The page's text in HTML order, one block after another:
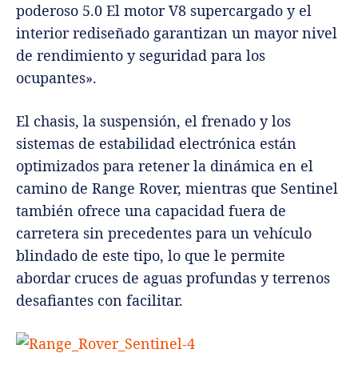
poderoso 5.0 El motor V8 supercargado y el
interior rediseñado garantizan un mayor nivel
de rendimiento y seguridad para los
ocupantes».
El chasis, la suspensión, el frenado y los
sistemas de estabilidad electrónica están
optimizados para retener la dinámica en el
camino de Range Rover, mientras que Sentinel
también ofrece una capacidad fuera de
carretera sin precedentes para un vehículo
blindado de este tipo, lo que le permite
abordar cruces de aguas profundas y terrenos
desafiantes con facilitar.